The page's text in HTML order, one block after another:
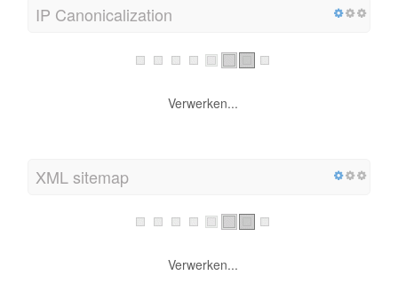
IP Canonicalization
Verwerken...
XML sitemap
Verwerken...